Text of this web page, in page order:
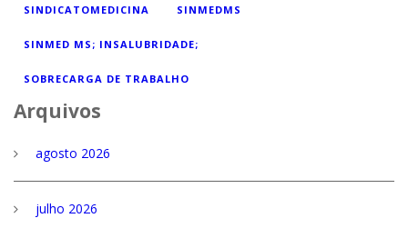
SINDICATOMEDICINA SINMEDMS
SINMED MS; INSALUBRIDADE;
SOBRECARGA DE TRABALHO
Arquivos
agosto 2026
julho 2026